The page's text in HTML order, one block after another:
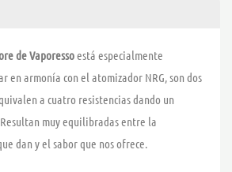
de Vaporessoestá especialmente
en armonía con el atomizador NRG, son dos
a cuatro resistencias dando un
muy equilibradas entre la
dan y el sabor que nos ofrece.